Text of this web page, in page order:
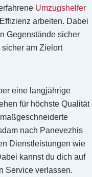
Umzugshelfer
arbeiten. Dabei
Gegenstände sicher
am Zielort
eine langjährige
für höchste Qualität
nach Panevezhis
Dienstleistungen wie
kannst du dich auf
Service verlassen.